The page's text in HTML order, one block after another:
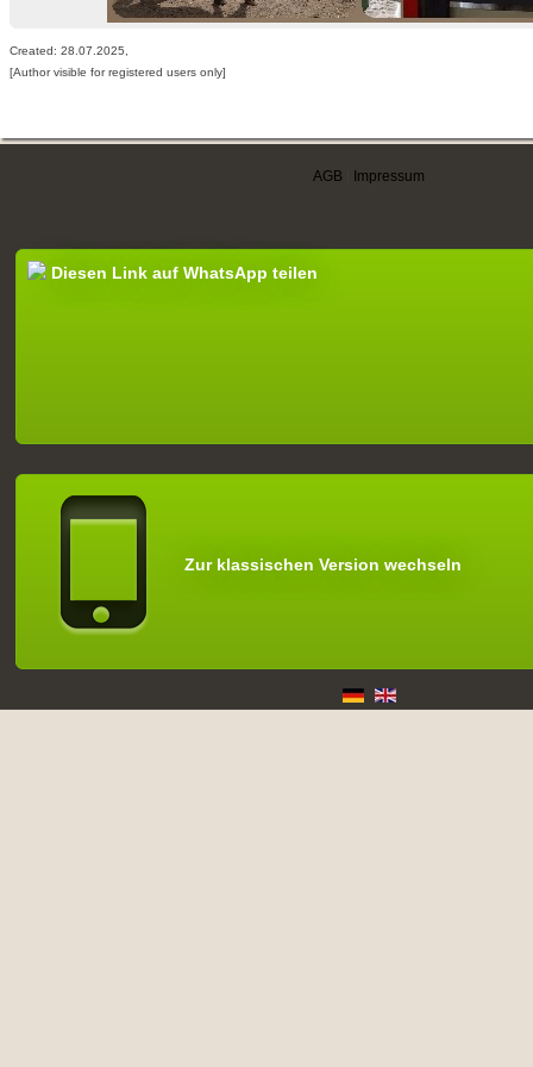
Created: 28.07.2025,
[Author visible for registered users only]
AGB Impressum
Diesen Link auf WhatsApp teilen
Zur klassischen Version wechseln